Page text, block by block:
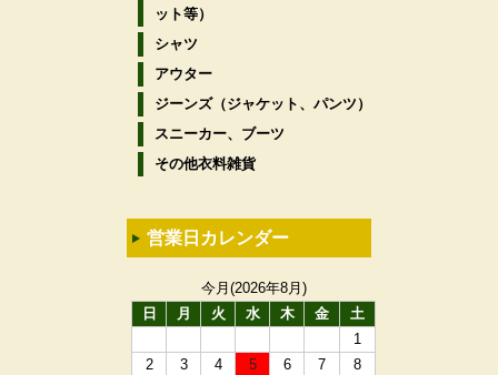
ット等）
シャツ
アウター
ジーンズ（ジャケット、パンツ）
スニーカー、ブーツ
その他衣料雑貨
営業日カレンダー
今月(2026年8月)
日
月 火 水 木 金
土
1
2
3 4 5 6 7
8